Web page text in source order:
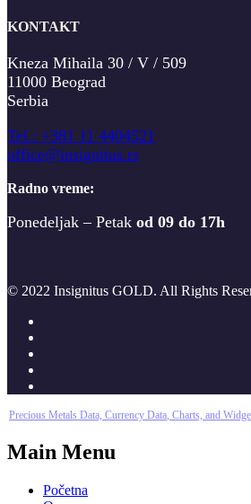
KONTAKT
Kneza Mihaila 30 / V / 509
11000 Beograd
Serbia
Tel.: +381 11 4404521
office@insignitus.rs
Radno vreme:
Ponedeljak – Petak od 09 do 17h
© 2022 Insignitus GOLD. All Rights
Precious Metals Data, Currency Data, Charts, and
Main Menu
Početna